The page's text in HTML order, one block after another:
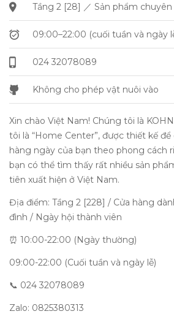
Tầng 2 [28] ／ Sản phẩm chuyên
09:00–22:00 (cuối tuần và ngày
024 32078089
Không cho phép vật nuôi vào
Xin chào Việt Nam! Chúng tôi là
tôi là “Home Center”, được thiết kế
hàng ngày của bạn theo phong cách
bạn có thể tìm thấy rất nhiều sản
tiên xuất hiện ở Việt Nam.
Địa điểm: Tầng 2 [228] / Cửa hàng
đình / Ngày hội thành viên
⏰ 10:00-22:00 (Ngày thường)
09:00-22:00 (Cuối tuần và ngày lễ)
📞 024 32078089
Zalo: 0825380313